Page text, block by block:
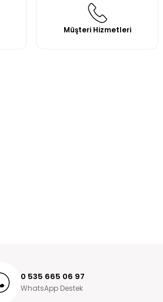
Müşteri Hizmetleri
0 535 665 06 97
WhatsApp Destek